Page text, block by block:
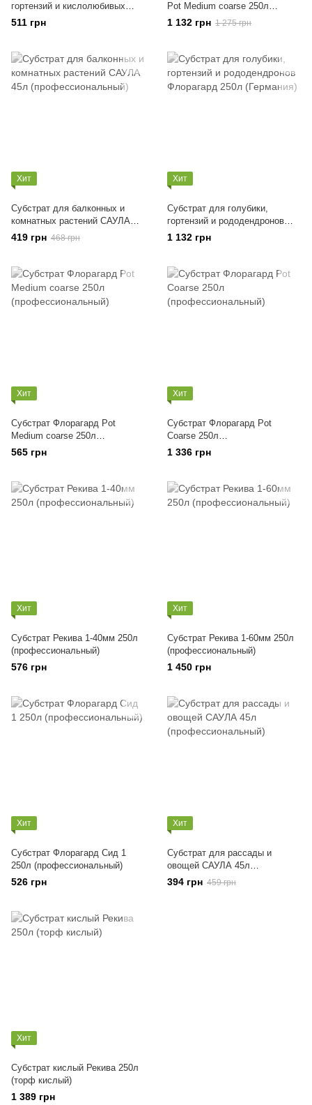
гортензий и кислолюбивых
САУЛА 200л
511 грн
Pot Medium coarse 250л
(кислый грунт для голубики)
1 132 грн 1 275 грн
Хит
Субстрат для балконных и
комнатных растений САУЛА
45л (профессиональный)
419 грн 468 грн
Хит
Субстрат для голубики,
гортензий и рододендронов
Флорагард 250л (Германия)
1 132 грн
Хит
Субстрат Флорагард Pot
Medium coarse 250л
(профессиональный)
565 грн
Хит
Субстрат Флорагард Pot
Coarse 250л
(профессиональный)
1 336 грн
Хит
Субстрат Рекива 1-40мм 250л
(профессиональный)
576 грн
Хит
Субстрат Рекива 1-60мм 250л
(профессиональный)
1 450 грн
Хит
Субстрат Флорагард Сид 1
250л (профессиональный)
526 грн
Хит
Субстрат для рассады и
овощей САУЛА 45л
(профессиональный)
394 грн 459 грн
Хит
Субстрат кислый Рекива 250л
(торф кислый)
1 389 грн